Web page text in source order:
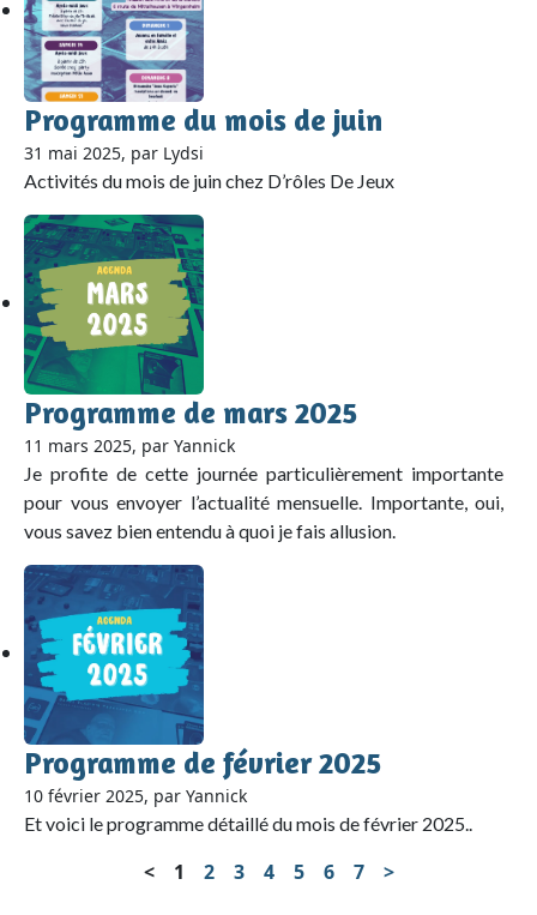
Programme du mois de juin
31 mai 2025, par Lydsi
Activités du mois de juin chez D’rôles De Jeux
Programme de mars 2025
11 mars 2025, par Yannick
Je profite de cette journée particulièrement importante
pour vous envoyer l’actualité mensuelle. Importante, oui,
vous savez bien entendu à quoi je fais allusion.
Programme de février 2025
10 février 2025, par Yannick
Et voici le programme détaillé du mois de février 2025..
< 1 2 3 4 5 6 7 >